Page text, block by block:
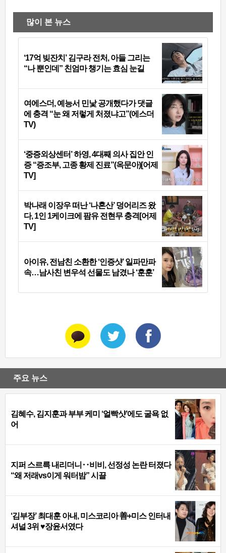
많이 본 뉴스
‘17억 빚잔치’ 김구라 전처, 아들 그리는
“나 뿐인데” 친엄마 챙기는 효심 눈길
여에스더, 예능서 민낯 공개했다가 댓글
에 충격 “눈 왜 저렇게 처졌냐고”(에스더
TV)
‘중증외상센터’ 하영, 4대째 의사 집안 인
증 “증조부, 고종 황제 진료”(옥문아)[어제
TV]
박나래 이장우 떠난 ‘나혼산’ 덩어리즈 왔
다, 1인 1케이크에 팜유 전현무 충격[어제
TV]
아이유, 전남친 소환한 ‘인증샷’ 일파만파
속…남사친 변우석 선물도 남겼나 ‘훈훈’
주요 뉴스
김혜수, 김지훈과 부부 케미 ‘얼빡샷’에도 굴욕 없
어
지퍼 스르륵 내리더니‥비비, 선정성 논란 터졌다
“왜 저래vs이게 워터밤” 시끌
‘김부장’ 최대훈 아내, 미스코리아 善+미스 인터내
셔널 3위 ♥장윤서였다